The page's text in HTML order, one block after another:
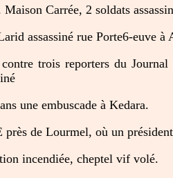
Carrée, 2 soldats
assassiné rue Porte6-euve à
trois reporters du
une embuscade à Kedara.
de Lourmel, où un
incendiée, cheptel vif volé.